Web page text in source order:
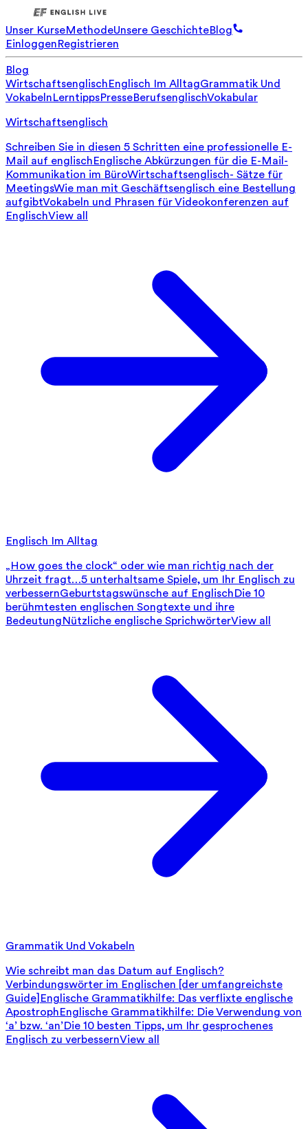
Unser KurseMethodeUnsere GeschichteBlog
EinloggenRegistrieren
Blog
WirtschaftsenglischEnglisch Im AlltagGrammatik Und
VokabelnLerntippsPresseBerufsenglischVokabular
Wirtschaftsenglisch
Schreiben Sie in diesen 5 Schritten eine professionelle E-
Mail auf englischEnglische Abkürzungen für die E-Mail-
Kommunikation im BüroWirtschaftsenglisch- Sätze für
MeetingsWie man mit Geschäftsenglisch eine Bestellung
aufgibtVokabeln und Phrasen für Videokonferenzen auf
EnglischView all
Englisch Im Alltag
„How goes the clock“ oder wie man richtig nach der
Uhrzeit fragt…5 unterhaltsame Spiele, um Ihr Englisch zu
verbessernGeburtstagswünsche auf EnglischDie 10
berühmtesten englischen Songtexte und ihre
BedeutungNützliche englische SprichwörterView all
Grammatik Und Vokabeln
Wie schreibt man das Datum auf Englisch?
Verbindungswörter im Englischen [der umfangreichste
Guide] Englische Grammatikhilfe: Das verflixte englische
ApostrophEnglische Grammatikhilfe: Die Verwendung von
‘a’ bzw. ‘an’Die 10 besten Tipps, um Ihr gesprochenes
Englisch zu verbessernView all